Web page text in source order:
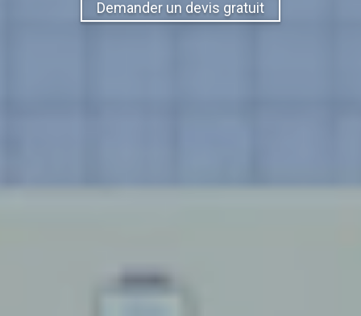
Demander un devis gratuit